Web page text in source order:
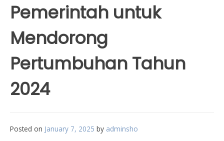
Pemerintah untuk
Mendorong
Pertumbuhan Tahun
2024
Posted on January 7, 2025 by adminsho